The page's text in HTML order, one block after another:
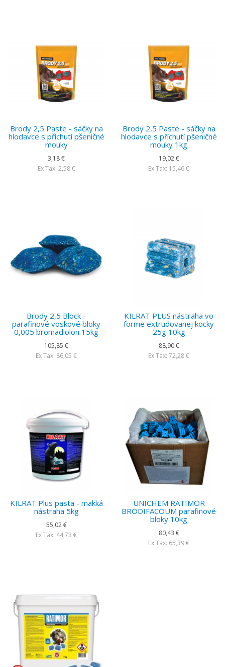
Brody 2,5 Paste - sáčky na
hlodavce s příchutí pšeničné
mouky
3,18 €
Ex Tax: 2,58 €
Brody 2,5 Paste - sáčky na
hlodavce s příchutí pšeničné
mouky 1kg
19,02 €
Ex Tax: 15,46 €
Brody 2,5 Block -
parafinové voskové bloky
0,005 bromadiolon 15kg
105,85 €
Ex Tax: 86,05 €
KILRAT PLUS nástraha vo
forme extrudovanej kocky
25g 10kg
88,90 €
Ex Tax: 72,28 €
KILRAT Plus pasta - mäkká
nástraha 5kg
55,02 €
Ex Tax: 44,73 €
UNICHEM RATIMOR
BRODIFACOUM parafinové
bloky 10kg
80,43 €
Ex Tax: 65,39 €